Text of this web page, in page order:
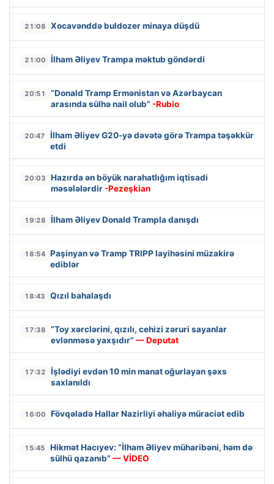
21:08 Xocavənddə buldozer minaya düşdü
21:00 İlham Əliyev Trampa məktub göndərdi
20:51
“Donald Tramp Ermənistan və Azərbaycan
arasında sülhə nail olub” -Rubio
20:47
İlham Əliyev G20-yə dəvətə görə Trampa təşəkkür
etdi
20:03
Hazırda ən böyük narahatlığım iqtisadi
məsələlərdir -Pezeşkian
19:28 İlham Əliyev Donald Trampla danışdı
18:54 Paşinyan və Tramp TRIPP layihəsini müzakirə
ediblər
18:43 Qızıl bahalaşdı
17:38
“Toy xərclərini, qızılı, cehizi zəruri sayanlar
evlənməsə yaxşıdır” — Deputat
17:32
İşlədiyi evdən 10 min manat oğurlayan şəxs
saxlanıldı
16:00 Fövqəladə Hallar Nazirliyi əhaliyə müraciət edib
15:45
Hikmət Hacıyev: “İlham Əliyev müharibəni, həm də
sülhü qazanıb” — VİDEO